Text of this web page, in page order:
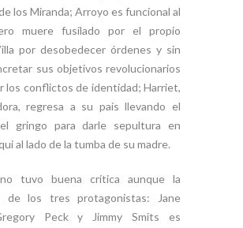
los Miranda; Arroyo es funcional al
muere fusilado por el propio
por desobedecer órdenes y sin
sus objetivos revolucionarios
los conflictos de identidad; Harriet,
regresa a su país llevando el
gringo para darle sepultura en
al lado de la tumba de su madre.
tuvo buena crítica aunque la
de los tres protagonistas: Jane
Peck y Jimmy Smits es